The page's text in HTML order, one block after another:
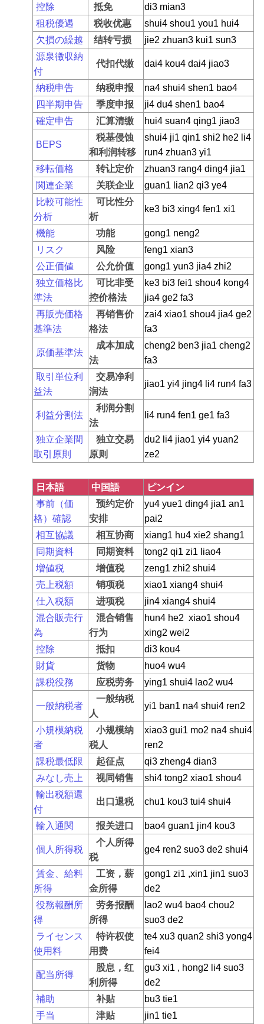
控除
抵免
di3 mian3
租税優遇
税收优惠
shui4 shou1 you1 hui4
欠損の繰越
结转亏损
jie2 zhuan3 kui1 sun3
源泉徴収納
付
代扣代缴 dai4 kou4 dai4 jiao3
納税申告 纳税申报
na4 shui4 shen1 bao4
四半期申告
季度申报
ji4 du4 shen1 bao4
確定申告
汇算清缴 hui4 suan4 qing1 jiao3
BEPS
税基侵蚀
和利润转移
shui4 ji1 qin1 shi2 he2 li4
run4 zhuan3 yi1
移転価格
转让定价
zhuan3 rang4 ding4 jia1
関連企業
关联企业
guan1 lian2 qi3 ye4
比較可能性
分析
可比性分
析
ke3 bi3 xing4 fen1 xi1
機能 功能
gong1 neng2
リスク
风险
feng1 xian3
公正価値
公允价值
gong1 yun3 jia4 zhi2
独立価格比
準法
可比非受
控价格法
ke3 bi3 fei1 shou4 kong4
jia4 ge2 fa3
再販売価格
基準法
再销售价
格法
zai4 xiao1 shou4 jia4 ge2
fa3
原価基準法
成本加成
法
cheng2 ben3 jia1 cheng2
fa3
取引単位利
益法
交易净利
润法
jiao1 yi4 jing4 li4 run4 fa3
利益分割法
利润分割
法
li4 run4 fen1 ge1 fa3
独立企業間
取引原則
独立交易
原则
du2 li4 jiao1 yi4 yuan2
ze2
日本語 中国語
ピンイン
事前（価
格）確認
预约定价
安排
yu4 yue1 ding4 jia1 an1
pai2
相互協議
相互协商
xiang1 hu4 xie2 shang1
同期資料
同期资料
tong2 qi1 zi1 liao4
増値税
增值税
zeng1 zhi2 shui4
売上税額
销项税
xiao1 xiang4 shui4
仕入税額
进项税
jin4 xiang4 shui4
混合販売行
為
混合销售
行为
hun4 he2 xiao1 shou4
xing2 wei2
控除
抵扣
di3 kou4
財貨
货物
huo4 wu4
課税役務
应税劳务 ying1 shui4 lao2 wu4
一般納税者
一般纳税
人
yi1 ban1 na4 shui4 ren2
小規模納税
者
小规模纳
税人
xiao3 gui1 mo2 na4 shui4
ren2
課税最低限
起征点
qi3 zheng4 dian3
みなし売上
视同销售
shi4 tong2 xiao1 shou4
輸出税額還
付
出口退税 chu1 kou3 tui4 shui4
輸入通関 报关进口 bao4 guan1 jin4 kou3
個人所得税
个人所得
税
ge4 ren2 suo3 de2 shui4
賃金、給料
所得
工资，薪
金所得
gong1 zi1 ,xin1 jin1 suo3
de2
役務報酬所
得
劳务报酬
所得
lao2 wu4 bao4 chou2
suo3 de2
ライセンス
使用料
特许权使
用费
te4 xu3 quan2 shi3 yong4
fei4
配当所得
股息，红
利所得
gu3 xi1 , hong2 li4 suo3
de2
補助
补贴
bu3 tie1
手当
津贴 jin1 tie1